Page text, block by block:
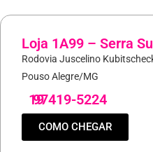
Loja 1A99 – Serra
Rodovia Juscelino
Pouso Alegre/MG
19
97419-5224
COMO CHEGAR